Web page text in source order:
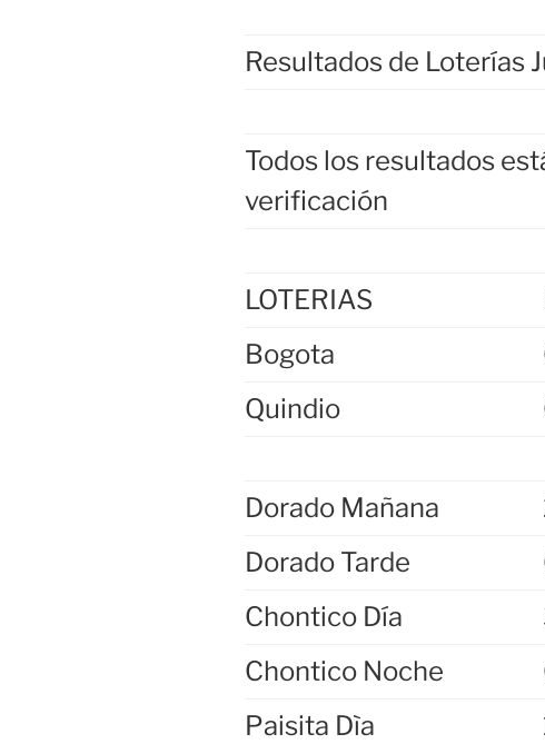
Resultados de Loterías
Todos los resultados
verificación
LOTERIAS
Bogota
Quindio
Dorado Mañana
Dorado Tarde
Chontico Día
Chontico Noche
Paisita Dìa